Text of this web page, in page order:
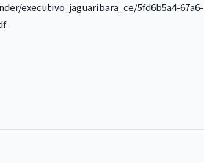
executivo_jaguaribara_ce/5fd6b5a4-67a6-